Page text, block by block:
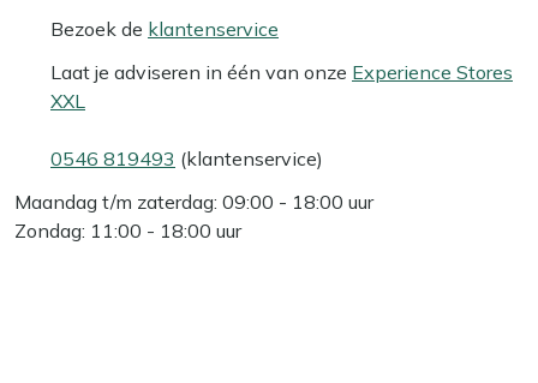
Bezoek de klantenservice
Laat je adviseren in één van onze Experience Stores
XXL
0546 819493 (klantenservice)
Maandag t/m zaterdag: 09:00 - 18:00 uur
Zondag: 11:00 - 18:00 uur